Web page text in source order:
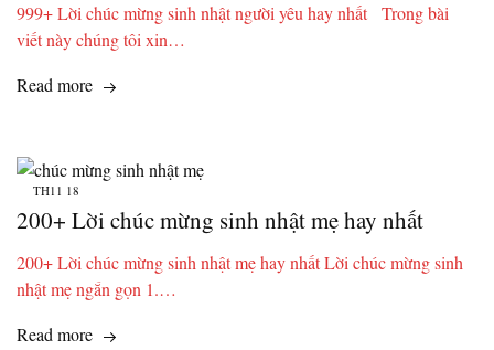
999+ Lời chúc mừng sinh nhật người yêu hay nhất Trong bài
viết này chúng tôi xin…
Read more
TH11 18
200+ Lời chúc mừng sinh nhật mẹ hay nhất
200+ Lời chúc mừng sinh nhật mẹ hay nhất Lời chúc mừng sinh
nhật mẹ ngắn gọn 1.…
Read more